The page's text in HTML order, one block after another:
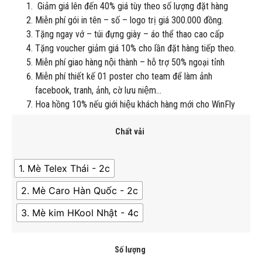
Giảm giá lên đến 40% giá tùy theo số lượng đặt hàng
Miễn phí gói in tên – số – logo trị giá 300.000 đồng.
Tặng ngay vớ – túi đựng giày – áo thể thao cao cấp
Tặng voucher giảm giá 10% cho lần đặt hàng tiếp theo.
Miễn phí giao hàng nội thành – hỗ trợ 50% ngoại tỉnh
Miễn phí thiết kế 01 poster cho team để làm ảnh
facebook, tranh, ảnh, cờ lưu niệm…
Hoa hồng 10% nếu giới hiệu khách hàng mới cho WinFly
Chất vải
1. Mè Telex Thái - 2c
2. Mè Caro Hàn Quốc - 2c
3. Mè kim HKool Nhật - 4c
Số lượng